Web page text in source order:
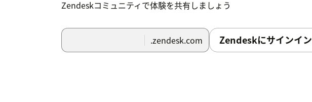
Zendeskコミュニティで体験を共有しましょう
.zendesk.com Zendeskにサインイン